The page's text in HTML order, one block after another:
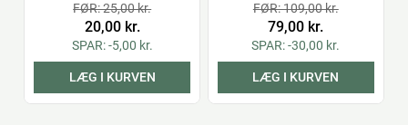
FØR: 25,00 kr.
20,00 kr.
SPAR: -5,00 kr.
LÆG I KURVEN
FØR: 109,00 kr.
79,00 kr.
SPAR: -30,00 kr.
LÆG I KURVEN